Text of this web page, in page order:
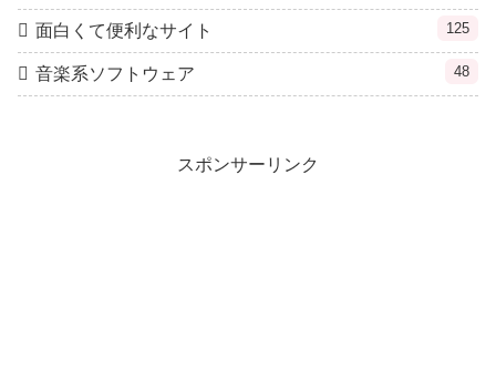
面白くて便利なサイト 125
音楽系ソフトウェア 48
スポンサーリンク